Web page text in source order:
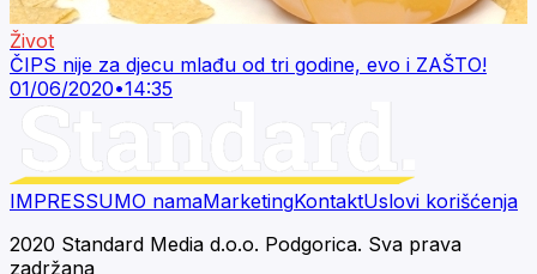
Život
ČIPS nije za djecu mlađu od tri godine, evo i ZAŠTO!
01/06/2020•14:35
IMPRESSUMO namaMarketingKontaktUslovi korišćenja
2020 Standard Media d.o.o. Podgorica. Sva prava
zadržana